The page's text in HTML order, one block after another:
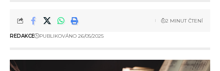
REDAKCE PUBLIKOVÁNO 26/05/2025
2 MINUT ČTENÍ